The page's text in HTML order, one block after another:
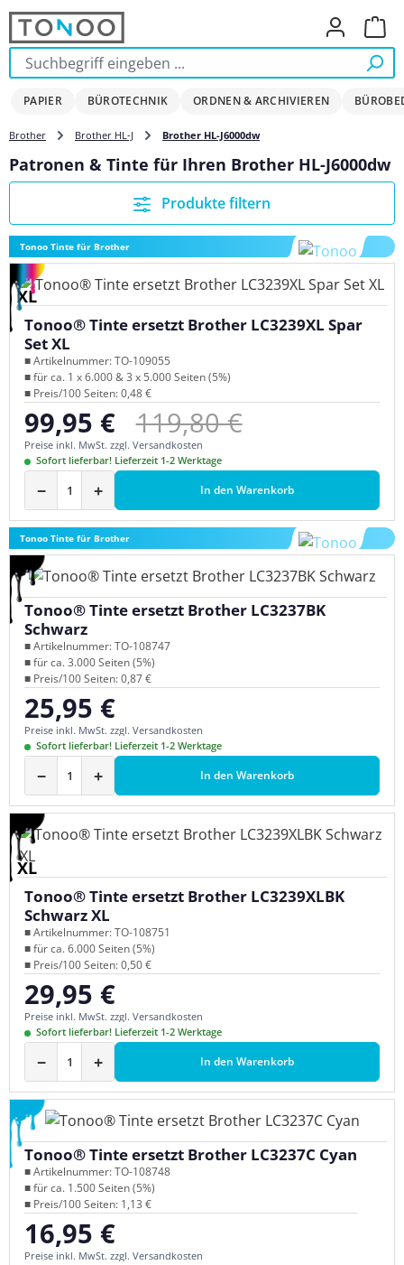
Zum Hauptinhalt springen
PAPIER BÜROTECHNIK ORDNEN & ARCHIVIEREN
Brother Brother HL-J Brother HL-J6000dw
Patronen & Tinte für Ihren Brother HL-J6000dw
Produkte filtern
Tonoo Tinte für Brother
XL
Tonoo® Tinte ersetzt Brother LC3239XL Spar
Set XL
■ Artikelnummer: TO-109055
■ für ca. 1 x 6.000 & 3 x 5.000 Seiten (5%)
■ Preis/100 Seiten: 0,48 €
Verkaufspreis:
99,95 € Regulärer Preis:
119,80 €
Preise inkl. MwSt. zzgl. Versandkosten
Sofort lieferbar! Lieferzeit 1-2 Werktage
− + In den Warenkorb
Tonoo Tinte für Brother
Tonoo® Tinte ersetzt Brother LC3237BK
Schwarz
■ Artikelnummer: TO-108747
■ für ca. 3.000 Seiten (5%)
■ Preis/100 Seiten: 0,87 €
Regulärer Preis:
25,95 €
Preise inkl. MwSt. zzgl. Versandkosten
Sofort lieferbar! Lieferzeit 1-2 Werktage
− + In den Warenkorb
XL
Tonoo® Tinte ersetzt Brother LC3239XLBK
Schwarz XL
■ Artikelnummer: TO-108751
■ für ca. 6.000 Seiten (5%)
■ Preis/100 Seiten: 0,50 €
Regulärer Preis:
29,95 €
Preise inkl. MwSt. zzgl. Versandkosten
Sofort lieferbar! Lieferzeit 1-2 Werktage
− + In den Warenkorb
Tonoo® Tinte ersetzt Brother LC3237C Cyan
■ Artikelnummer: TO-108748
■ für ca. 1.500 Seiten (5%)
■ Preis/100 Seiten: 1,13 €
Regulärer Preis:
16,95 €
Preise inkl. MwSt. zzgl. Versandkosten